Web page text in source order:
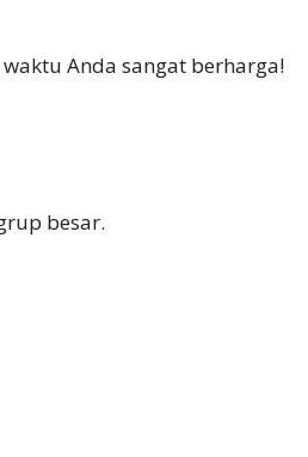
Anda sangat berharga!
besar.